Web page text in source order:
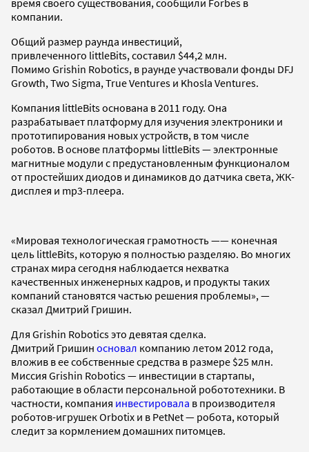
компании.
Общий размер раунда инвестиций,
привлеченного littleBits, составил $44,2 млн.
Помимо Grishin Robotics, в раунде участвовали фонды DFJ
Growth, Two Sigma, True Ventures и Khosla Ventures.
Компания littleBits основана в 2011 году. Она
разрабатывает платформу для изучения электроники и
прототипирования новых устройств, в том числе
роботов. В основе платформы littleBits — электронные
магнитные модули с предустановленным функционалом
от простейших диодов и динамиков до датчика света, ЖК-
дисплея и mp3-плеера.
«Мировая технологическая грамотность —— конечная
цель littleBits, которую я полностью разделяю. Во многих
странах мира сегодня наблюдается нехватка
качественных инженерных кадров, и продукты таких
компаний становятся частью решения проблемы», —
сказал Дмитрий Гришин.
Для Grishin Robotics это девятая сделка.
Дмитрий Гришин основал компанию летом 2012 года,
вложив в ее собственные средства в размере $25 млн.
Миссия Grishin Robotics — инвестиции в стартапы,
работающие в области персональной робототехники. В
частности, компания инвестировала в производителя
роботов-игрушек Orbotix и в PetNet — робота, который
следит за кормлением домашних питомцев.